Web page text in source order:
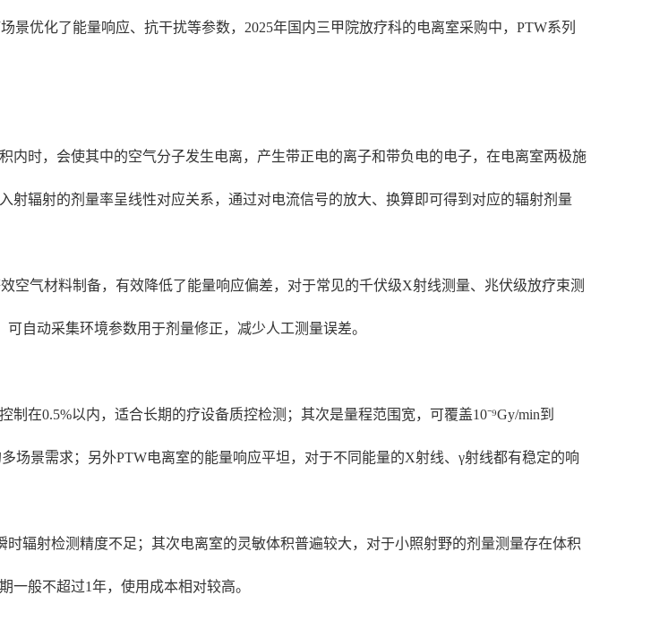
优化了能量响应、抗干扰等参数，2025年国内三甲院放疗科的电离室采购中，PTW系列
时，会使其中的空气分子发生电离，产生带正电的离子和带负电的电子，在电离室两极施
辐射的剂量率呈线性对应关系，通过对电流信号的放大、换算即可得到对应的辐射剂量
空气材料制备，有效降低了能量响应偏差，对于常见的千伏级X射线测量、兆伏级放疗束测
自动采集环境参数用于剂量修正，减少人工测量误差。
在0.5%以内，适合长期的疗设备质控检测；其次是量程范围宽，可覆盖10⁻⁹Gy/min到
场景需求；另外PTW电离室的能量响应平坦，对于不同能量的X射线、γ射线都有稳定的响
辐射检测精度不足；其次电离室的灵敏体积普遍较大，对于小照射野的剂量测量存在体积
般不超过1年，使用成本相对较高。